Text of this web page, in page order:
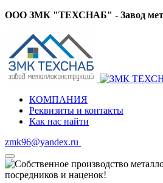
ООО ЗМК "ТЕХСНАБ" - Завод
КОМПАНИЯ
Реквизиты и контакты
Как нас найти
zmk96@yandex.ru